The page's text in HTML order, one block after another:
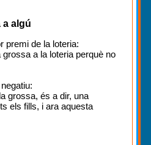
a algú
premi de la loteria:
a la loteria perquè no
grossa, és a dir, una
els fills, i ara aquesta